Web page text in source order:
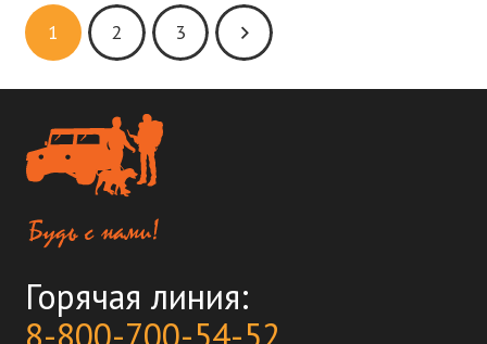
1 2 3
Горячая линия:
8-800-700-54-52